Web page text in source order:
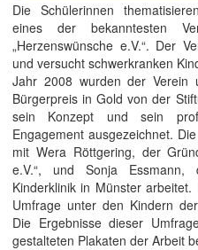
Die Schülerinnen
eines der bekanntesten
„Herzenswünsche e.V.“. Der
und versucht schwerkranken
Jahr 2008 wurden der Verein
Bürgerpreis in Gold von der
sein Konzept und sein
Engagement ausgezeichnet.
mit Wera Röttgering, der
e.V.“, und Sonja
Kinderklinik in Münster
Umfrage unter den Kindern
Die Ergebnisse dieser
gestalteten Plakaten der Arbeit